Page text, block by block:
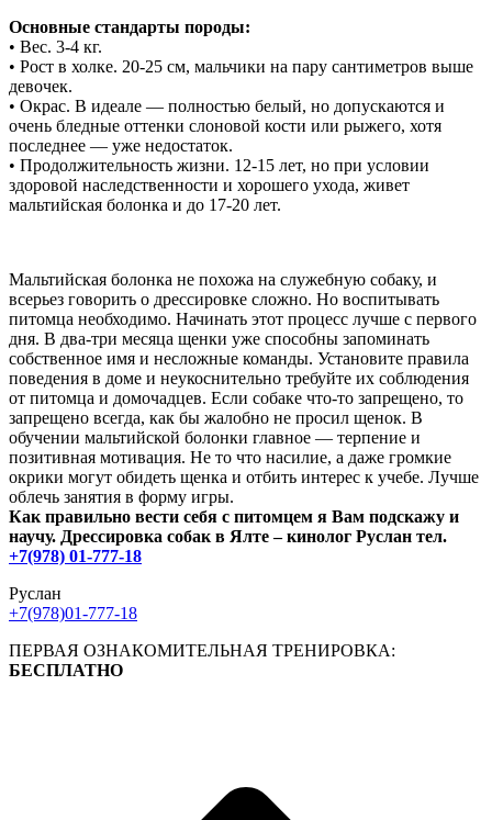
Основные стандарты породы:
• Вес. 3-4 кг.
• Рост в холке. 20-25 см, мальчики на пару сантиметров выше
девочек.
• Окрас. В идеале — полностью белый, но допускаются и
очень бледные оттенки слоновой кости или рыжего, хотя
последнее — уже недостаток.
• Продолжительность жизни. 12-15 лет, но при условии
здоровой наследственности и хорошего ухода, живет
мальтийская болонка и до 17-20 лет.
Мальтийская болонка не похожа на служебную собаку, и
всерьез говорить о дрессировке сложно. Но воспитывать
питомца необходимо. Начинать этот процесс лучше с первого
дня. В два-три месяца щенки уже способны запоминать
собственное имя и несложные команды. Установите правила
поведения в доме и неукоснительно требуйте их соблюдения
от питомца и домочадцев. Если собаке что-то запрещено, то
запрещено всегда, как бы жалобно не просил щенок. В
обучении мальтийской болонки главное — терпение и
позитивная мотивация. Не то что насилие, а даже громкие
окрики могут обидеть щенка и отбить интерес к учебе. Лучше
облечь занятия в форму игры.
Как правильно вести себя с питомцем я Вам подскажу и
научу. Дрессировка собак в Ялте – кинолог Руслан тел.
+7(978) 01-777-18
Руслан
+7(978)01-777-18
ПЕРВАЯ ОЗНАКОМИТЕЛЬНАЯ ТРЕНИРОВКА:
БЕСПЛАТНО